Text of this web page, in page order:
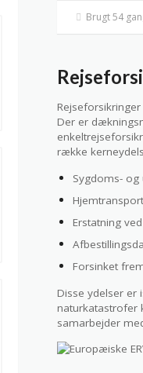
Brugt 54
Der er
række
Sygdoms-
Erstatning
Forsinket
Disse ydelser
naturkatastrofer
samarbejder